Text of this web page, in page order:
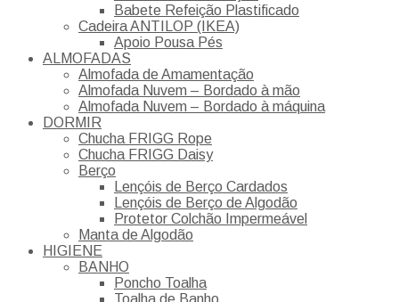
Babete Refeição Plastificado
Cadeira ANTILOP (IKEA)
Apoio Pousa Pés
ALMOFADAS
Almofada de Amamentação
Almofada Nuvem – Bordado à mão
Almofada Nuvem – Bordado à máquina
DORMIR
Chucha FRIGG Rope
Chucha FRIGG Daisy
Berço
Lençóis de Berço Cardados
Lençóis de Berço de Algodão
Protetor Colchão Impermeável
Manta de Algodão
HIGIENE
BANHO
Poncho Toalha
Toalha de Banho